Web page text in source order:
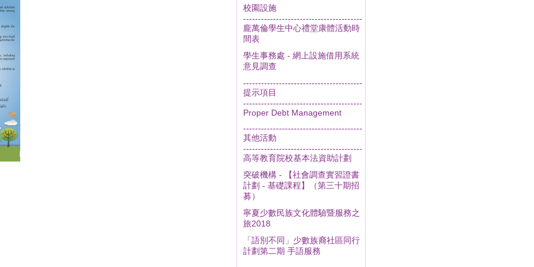
校園設施
----------------------------------------
龐萬倫學生中心禮堂康體活動時
間表
學生事務處 - 網上設施借用系統
意見調查
----------------------------------------
提示項目
----------------------------------------
Proper Debt Management
----------------------------------------
其他活動
----------------------------------------
高等教育院校基本法資助計劃
突破機構 - 【社會調查實習證書
計劃 - 基礎課程】（第三十期招
募）
寧夏少數民族文化體驗暨服務之
旅2018
「語別不同」少數族裔社區同行
計劃第二期 手語服務